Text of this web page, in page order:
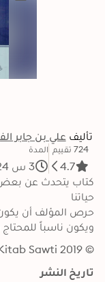
تأليف علي بن جابر
724 تقييم
4.7
المدة
3 س 24 د
ويكون ناسباً
© 2019 Kitab Sawti (كتاب صوتي): 9789179392734
تاريخ النشر